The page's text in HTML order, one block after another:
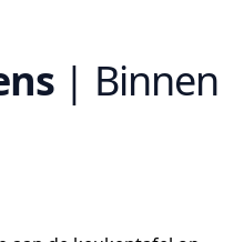
| Binnen